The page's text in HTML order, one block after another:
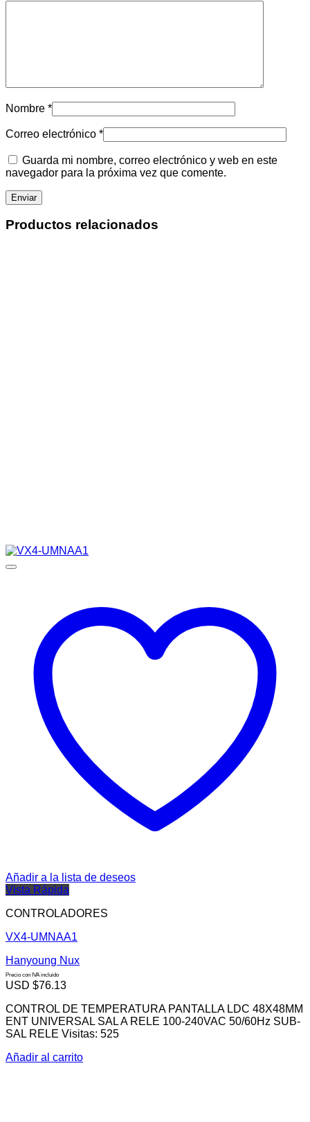
Nombre *
Correo electrónico *
Guarda mi nombre, correo electrónico y web en este
navegador para la próxima vez que comente.
Productos relacionados
Añadir a la lista de deseos
Vista Rápida
CONTROLADORES
VX4-UMNAA1
Hanyoung Nux
Precio con IVA incluido
USD $76.13
CONTROL DE TEMPERATURA PANTALLA LDC 48X48MM
ENT UNIVERSAL SAL A RELE 100-240VAC 50/60Hz SUB-
SAL RELE Visitas: 525
Añadir al carrito